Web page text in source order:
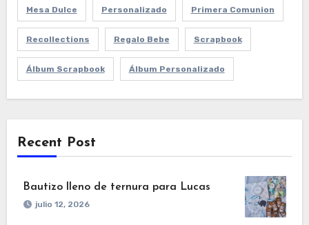
Mesa Dulce Personalizado Primera Comunion
Recollections Regalo Bebe Scrapbook
Álbum Scrapbook Álbum Personalizado
Recent Post
Bautizo lleno de ternura para Lucas
julio 12, 2026